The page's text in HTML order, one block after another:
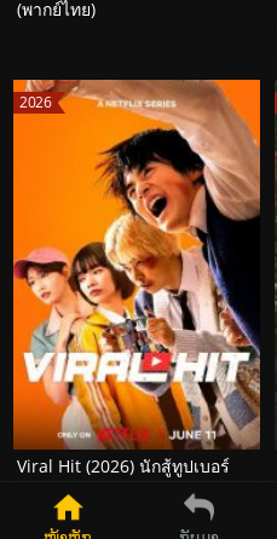
(พากย์ไทย)
2026
Viral Hit (2026) นักสู้ทูปเบอร์
(พากย์ไทย)